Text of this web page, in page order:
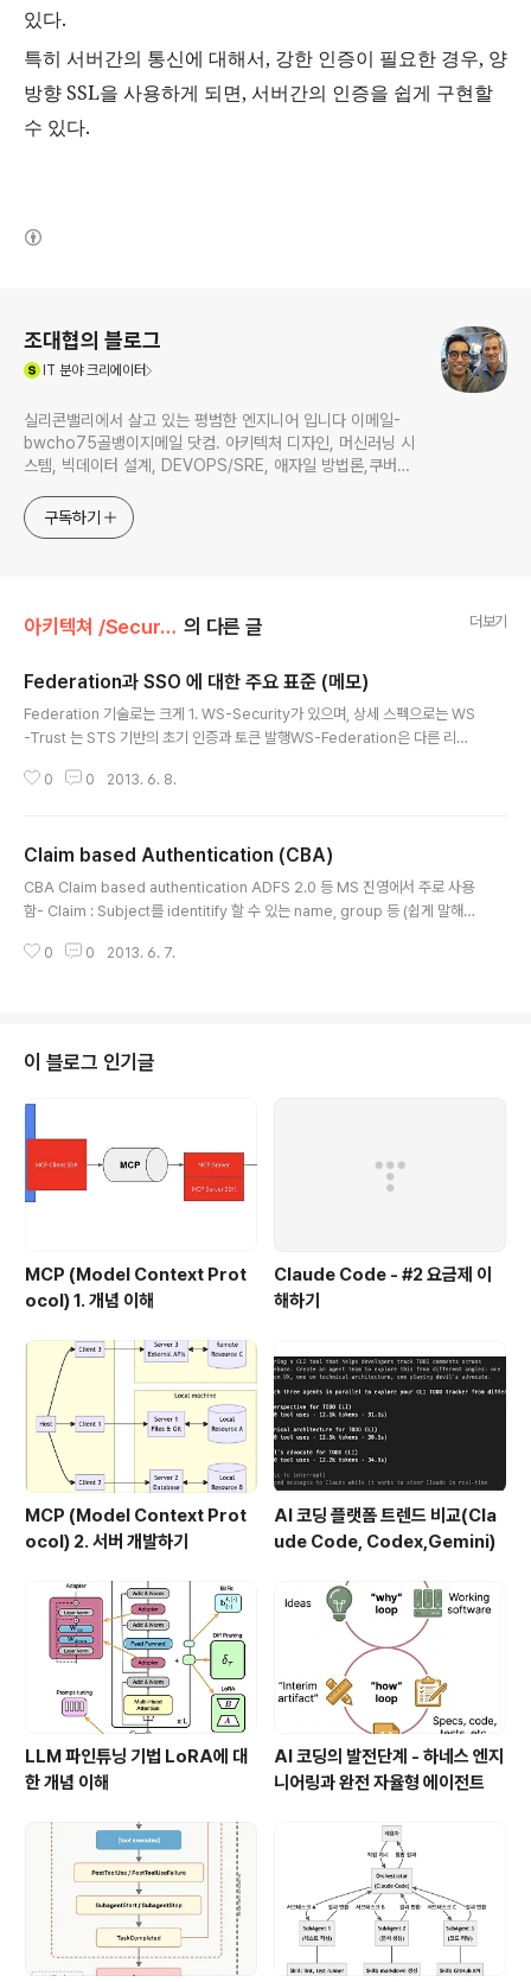
있다.
특히 서버간의 통신에 대해서, 강한 인증이 필요한 경우, 양
방향SSL을 사용하게 되면, 서버간의 인증을 쉽게 구현할
수 있다.
조대협의 블로그
IT 분야 크리에이터
실리콘밸리에서 살고 있는 평범한 엔지니어 입니다 이메일-
bwcho75골뱅이지메일 닷컴. 아키텍처 디자인, 머신러닝 시
스템, 빅데이터 설계, DEVOPS/SRE, 애자일 방법론,쿠버네
한 기술 멘토링과 강의 진행합니다. Linkedin :
https://www.linkedin.com/in/terrycho75/
구독하기
아키텍쳐 /Security & IDM 의 다른 글 더보기
Federation과 SSO 에 대한 주요 표준 (메모)
Federation 기술로는 크게 1. WS-Security가 있으며, 상세 스펙으로는 WS
-Trust 는 STS 기반의 초기 인증과 토큰 발행WS-Federation은 다른 리소
의 SSO가 있음 3. 그리고 B2C 진영에는 OAuth도 사용됨 주로 현재 대세는S
nswer.py?hl=ko&answer=60224API 접근 : https://support.googl
e.com/a/bin/answer.py?hl=ko&answer=61017&topic..
0 0 2013. 6. 8.
Claim based Authentication (CBA)
CBA Claim based authentication ADFS 2.0 등 MS 진영에서 주로 사용
함- Claim : Subject를 identitify 할 수 있는 name, group 등 (쉽게 말해서
이 claim이 packaging되며, digitial signature로 packaging됨) ex) SA
0 0 2013. 6. 7.
이 블로그 인기글
MCP (Model Context Prot
ocol) 1. 개념 이해
Claude Code - #2 요금제 이
해하기
MCP (Model Context Prot
ocol) 2. 서버 개발하기
AI 코딩 플랫폼 트렌드 비교(Cla
ude Code, Codex,Gemini)
LLM 파인튜닝 기법 LoRA에 대
한 개념 이해
AI 코딩의 발전단계 - 하네스 엔지
니어링과 완전 자율형 에이전트